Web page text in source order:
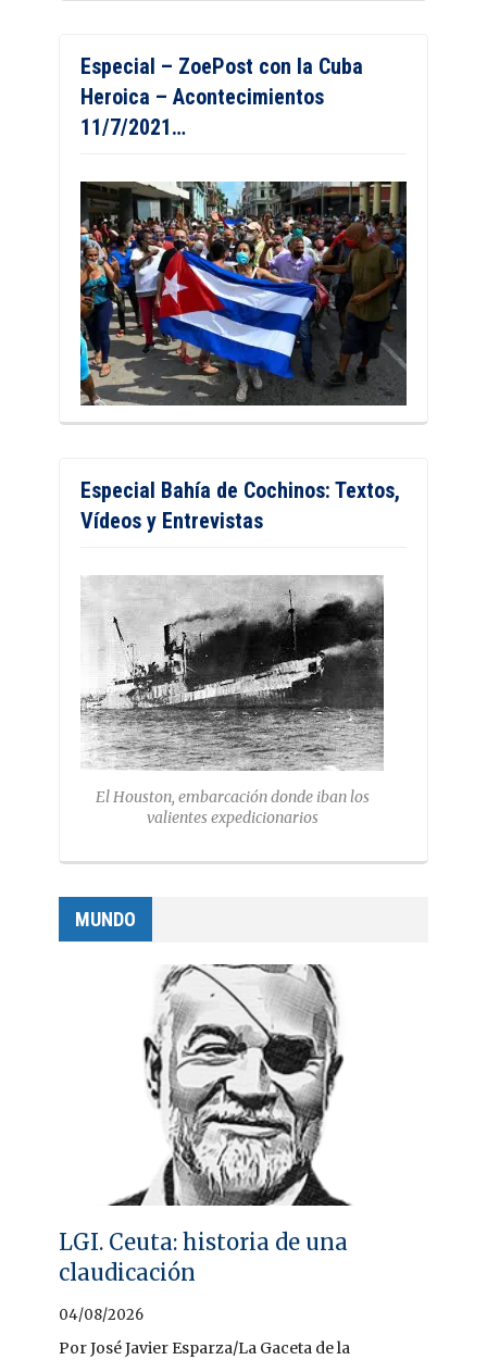
Especial – ZoePost con la Cuba
Heroica – Acontecimientos
11/7/2021…
Especial Bahía de Cochinos: Textos,
Vídeos y Entrevistas
El Houston, embarcación donde iban los
valientes expedicionarios
MUNDO
LGI. Ceuta: historia de una
claudicación
04/08/2026
Por José Javier Esparza/La Gaceta de la